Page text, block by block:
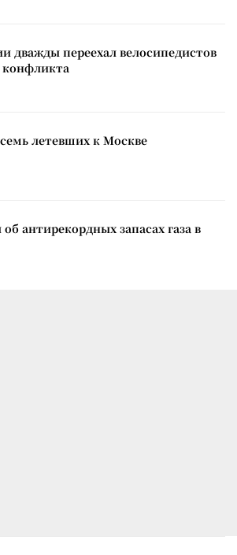
дважды переехал велосипедистов
летевших к Москве
антирекордных запасах газа в